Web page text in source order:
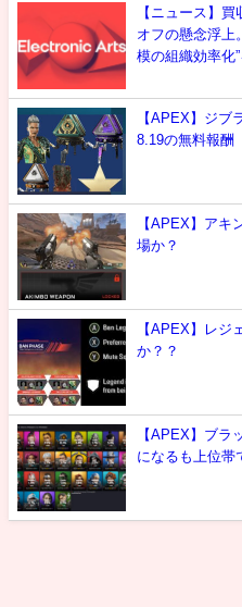
【ニュース】
オフの懸念浮上
模の組織効率化
【APEX】ジブ
8.19の無料報酬
【APEX】アキ
場か？
【APEX】レジ
か？？
【APEX】ブラ
になるも上位帯